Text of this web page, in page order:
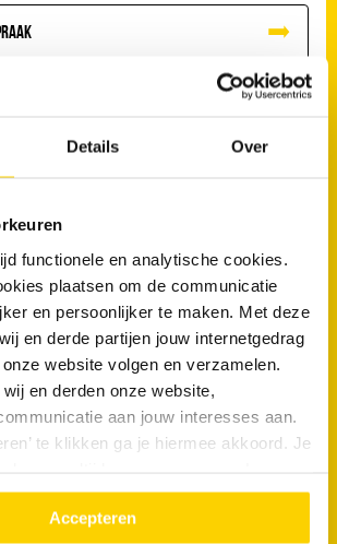
Details Over
functionele en analytische cookies.
plaatsen om de communicatie
en persoonlijker te maken. Met deze
en derde partijen jouw internetgedrag
website volgen en verzamelen.
en derden onze website,
aan jouw interesses aan.
te klikken ga je hiermee akkoord. Je
privacy beleid.
Accepteren
van een wijk kunnen invloed hebben op
treffen oudere buurten in Westervoort
in Westervoort gevoeliger voor
rioolproblemen komen het vaakst voor bij
meest behulpzame en aardige